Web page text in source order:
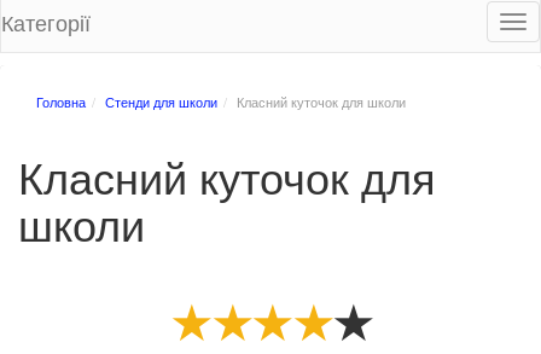
Категорії
Головна Стенди для школи Класний куточок для школи
Класний куточок для
школи